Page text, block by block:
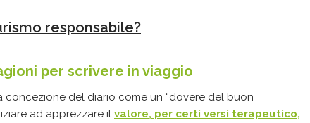
responsabile?
per scrivere in viaggio
concezione del diario come un “dovere del buon
ad apprezzare il valore, per certi versi terapeutico,